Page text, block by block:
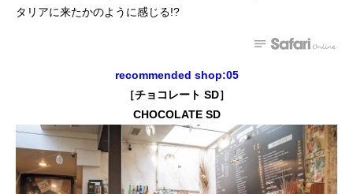
タリアに来たかのように感じる!?
recommended shop:05
［チョコレート SD］
CHOCOLATE SD